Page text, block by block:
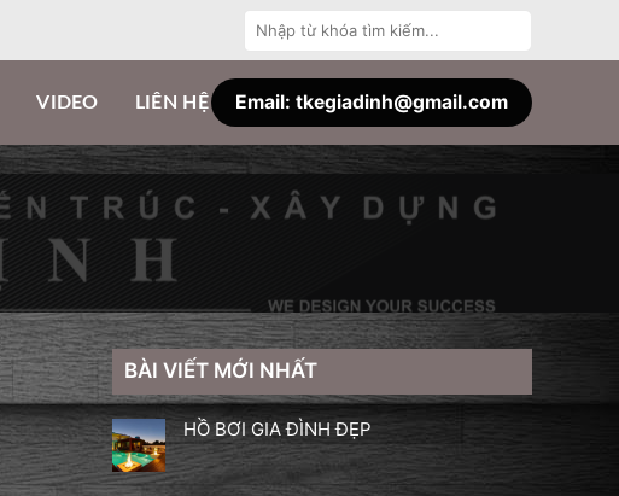
kiếm:
VIDEO LIÊN HỆ Email: tkegiadinh@gmail.com
BÀI VIẾT MỚI NHẤT
HỒ BƠI GIA ĐÌNH ĐẸP